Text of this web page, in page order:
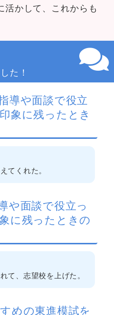
活かして、これからも
た！
導や面談で役立
象に残ったとき
てくれた。
や面談で役立っ
に残ったときの
て、志望校を上げた。
めの東進模試を